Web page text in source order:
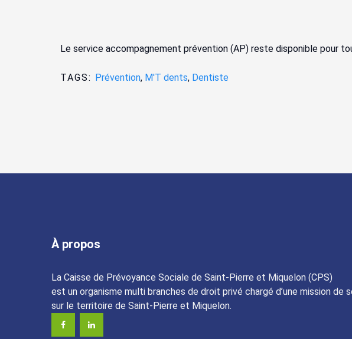
Le service accompagnement prévention (AP) reste disponible pour
TAGS: Prévention, M'T dents, Dentiste
À propos
La Caisse de Prévoyance Sociale de Saint-Pierre et Miquelon (CPS)
est un organisme multi branches de droit privé chargé d’une mission
sur le territoire de Saint-Pierre et Miquelon.